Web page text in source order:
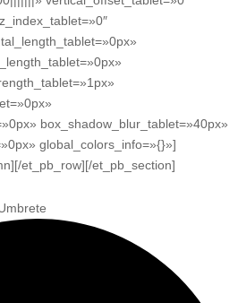
box_shadow_blur_tablet=»40px»
global_colors_info=»{}»]
et_pb_row][/et_pb_section]